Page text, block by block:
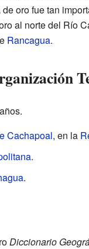
oro fue tan
al norte del Río
Rancagua.
Cachapoal, en la
.
.
Diccionario